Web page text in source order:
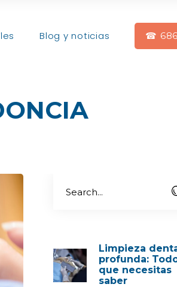
Blog y noticias ☎
Limpieza
profunda:
que necesitas
saber